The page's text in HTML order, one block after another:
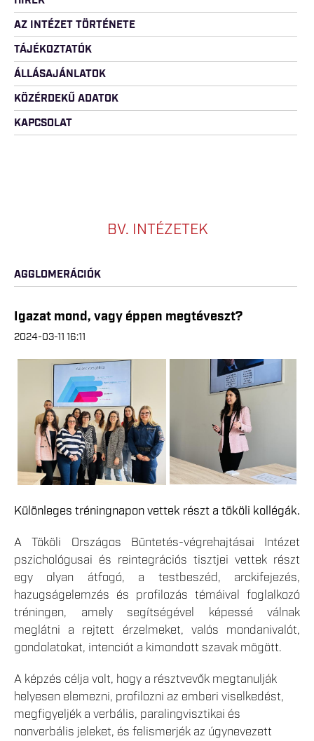
AZ INTÉZET TÖRTÉNETE
TÁJÉKOZTATÓK
ÁLLÁSAJÁNLATOK
KÖZÉRDEKŰ ADATOK
KAPCSOLAT
BV. INTÉZETEK
AGGLOMERÁCIÓK
Igazat mond, vagy éppen megtéveszt?
2024-03-11 16:11
Különleges tréningnapon vettek részt a tököli kollégák.
A Tököli Országos Büntetés-végrehajtásai Intézet
pszichológusai és reintegrációs tisztjei vettek részt
egy olyan átfogó, a testbeszéd, arckifejezés,
hazugságelemzés és profilozás témáival foglalkozó
tréningen, amely segítségével képessé válnak
meglátni a rejtett érzelmeket, valós mondanivalót,
gondolatokat, intenciót a kimondott szavak mögött.
A képzés célja volt, hogy a résztvevők megtanulják
helyesen elemezni, profilozni az emberi viselkedést,
megfigyeljék a verbális, paralingvisztikai és
nonverbális jeleket, és felismerjék az úgynevezett